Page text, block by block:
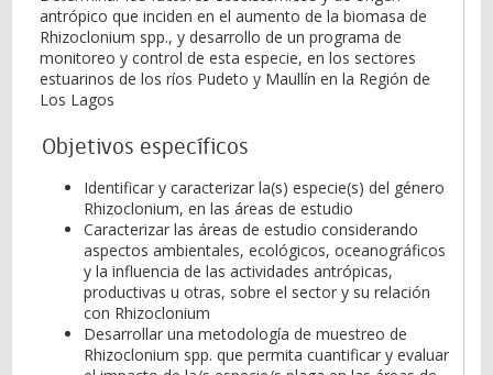
antrópico que inciden en el aumento de la biomasa de
Rhizoclonium spp., y desarrollo de un programa de
monitoreo y control de esta especie, en los sectores
estuarinos de los ríos Pudeto y Maullín en la Región de
Los Lagos
Objetivos específicos
Identificar y caracterizar la(s) especie(s) del género
Rhizoclonium, en las áreas de estudio
Caracterizar las áreas de estudio considerando
aspectos ambientales, ecológicos, oceanográficos
y la influencia de las actividades antrópicas,
productivas u otras, sobre el sector y su relación
con Rhizoclonium
Desarrollar una metodología de muestreo de
Rhizoclonium spp. que permita cuantificar y evaluar